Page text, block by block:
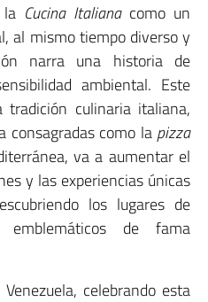
Cucina Italianacomo un
al mismo tiempo diverso y
narra una historia de
ambiental. Este
culinaria italiana,
consagradas como la pizza
va a aumentar el
y las experiencias únicas
los lugares de
de fama
celebrando esta